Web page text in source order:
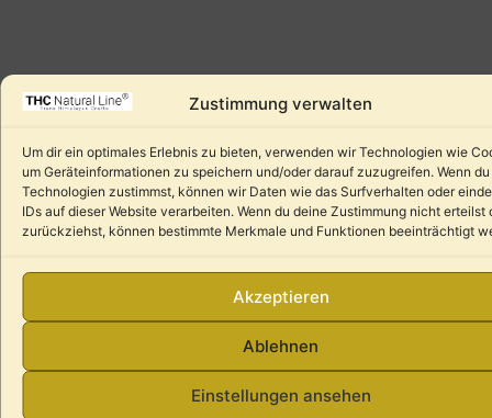
Zustimmung verwalten
Um dir ein optimales Erlebnis zu bieten, verwenden wir Technologien wie
um Geräteinformationen zu speichern und/oder darauf zuzugreifen. Wenn
Technologien zustimmst, können wir Daten wie das Surfverhalten oder
IDs auf dieser Website verarbeiten. Wenn du deine Zustimmung nicht erteilst
zurückziehst, können bestimmte Merkmale und Funktionen beeinträchtigt
Akzeptieren
Ablehnen
Einstellungen ansehen